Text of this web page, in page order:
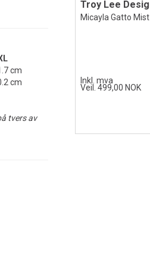
cm
cm
tvers av
Micayla Gatto Mist
Inkl. mva
Veil. 499,00 NOK